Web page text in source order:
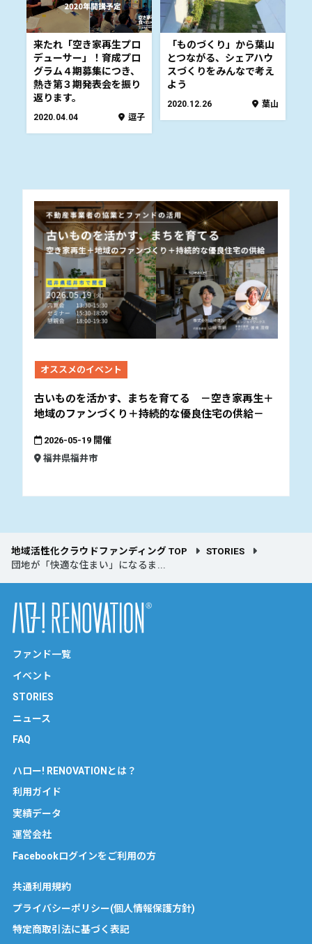
来たれ「空き家再生プロ
デューサー」！育成プロ
グラム４期募集につき、
熱き第３期発表会を振り
返ります。
2020.04.04 逗子
「ものづくり」から葉山
とつながる、シェアハウ
スづくりをみんなで考え
よう
2020.12.26 葉山
オススメのイベント
古いものを活かす、まちを育てる －空き家再生＋
地域のファンづくり＋持続的な優良住宅の供給－
2026-05-19 開催
福井県福井市
地域活性化クラウドファンディング TOP
STORIES
団地が「快適な住まい」になるま...
ファンド一覧
イベント
STORIES
ニュース
FAQ
ハロー! RENOVATIONとは？
利用ガイド
実績データ
運営会社
Facebookログインをご利用の方
共通利用規約
プライバシーポリシー(個人情報保護方針)
特定商取引法に基づく表記